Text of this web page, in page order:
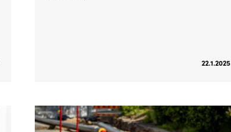
22.1.2025